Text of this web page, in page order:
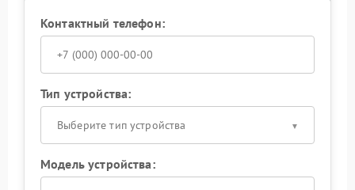
Контактный телефон:
Тип устройства:
Выберите тип устройства
Модель устройства: